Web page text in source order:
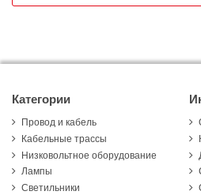
Категории
Провод и кабель
Кабельные трассы
Низковольтное оборудование
Лампы
Светильники